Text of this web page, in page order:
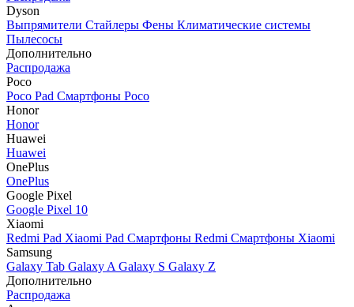
Dyson
Выпрямители Стайлеры Фены Климатические системы
Пылесосы
Дополнительно
Распродажа
Poco
Poco Pad Смартфоны Poco
Honor
Honor
Huawei
Huawei
OnePlus
OnePlus
Google Pixel
Google Pixel 10
Xiaomi
Redmi Pad Xiaomi Pad Смартфоны Redmi Смартфоны Xiaomi
Samsung
Galaxy Tab Galaxy A Galaxy S Galaxy Z
Дополнительно
Распродажа